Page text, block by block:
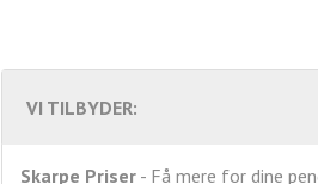
VI TILBYDER:
Skarpe Priser- Få mere for dine